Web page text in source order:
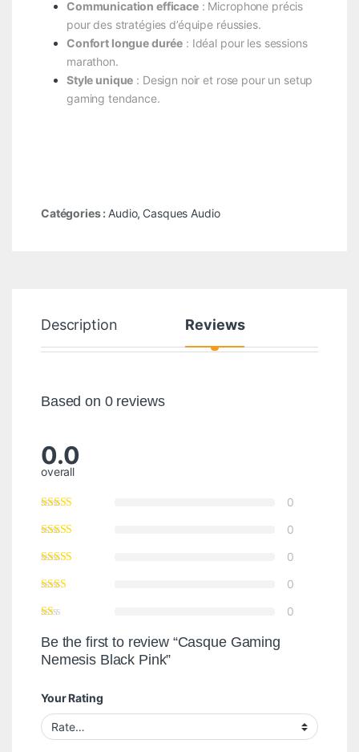
Communication efficace: Microphone précis
pour des stratégies d’équipe réussies.
Confort longue durée : Idéal pour les sessions
marathon.
Style unique : Design noir et rose pour un setup
gaming tendance.
Catégories : Audio, Casques Audio
Description Reviews
Based on 0 reviews
0.0
overall
0
0
0
0
0
Be the first to review “Casque Gaming
Nemesis Black Pink”
Your Rating